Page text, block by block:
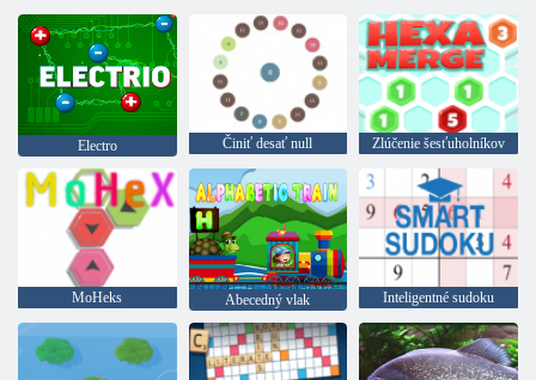
Electro Činiť desať null Zlúčenie šesťuholníkov
MoHeks Abecedný vlak Inteligentné sudoku